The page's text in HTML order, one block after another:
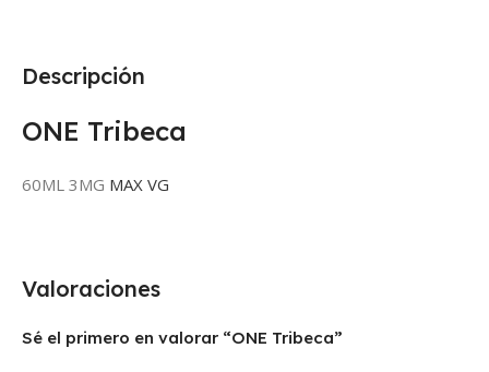
Descripción
ONE Tribeca
60ML 3MG MAX VG
Valoraciones
Sé el primero en valorar “ONE Tribeca”